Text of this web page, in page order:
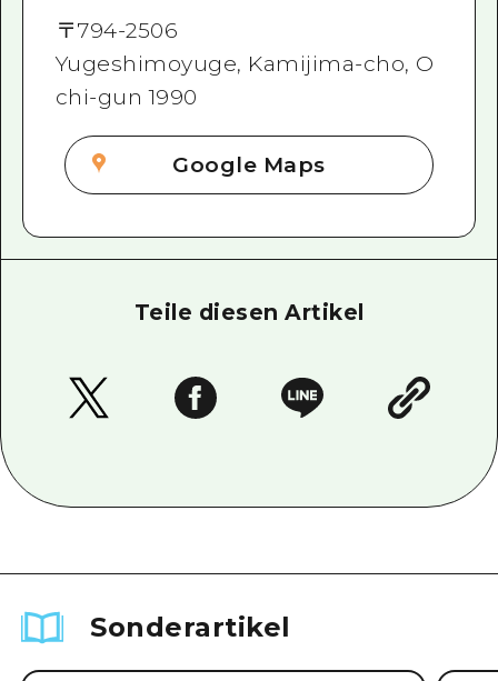
〒794-2506
Yugeshimoyuge, Kamijima-cho, O
chi-gun 1990
Google Maps
Teile diesen Artikel
Sonderartikel